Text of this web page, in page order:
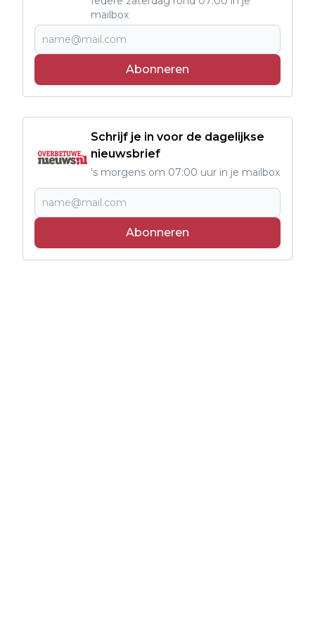
mailbox
Abonneren
Schrijf je in voor de dagelijkse
nieuwsbrief
's morgens om 07:00 uur in je mailbox
Abonneren